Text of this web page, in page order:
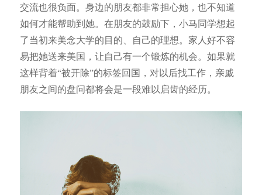
交流也很负面。身边的朋友都非常担心她，也不知道
如何才能帮助到她。在朋友的鼓励下，小马同学想起
了当初来美念大学的目的、自己的理想。家人好不容
易把她送来美国，让自己有一个锻炼的机会。如果就
这样背着“被开除”的标签回国，对以后找工作，亲戚
朋友之间的盘问都将会是一段难以启齿的经历。